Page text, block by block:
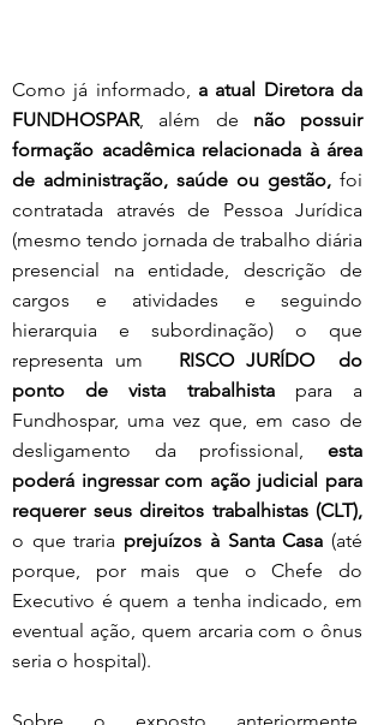
Como já informado, a atual Diretora da
FUNDHOSPAR, além de não possuir
formação acadêmica relacionada à área
de administração, saúde ou gestão, foi
contratada através de Pessoa Jurídica
(mesmo tendo jornada de trabalho diária
presencial na entidade, descrição de
cargos e atividades e seguindo
hierarquia e subordinação) o que
representa um
ponto de vista trabalhista para a
Fundhospar, uma vez que, em caso de
desligamento da profissional, esta
poderá ingressar com ação judicial para
requerer seus direitos trabalhistas (CLT),
o que traria prejuízos à Santa Casa (até
porque, por mais que o Chefe do
Executivo é quem a tenha indicado, em
eventual ação, quem arcaria com o ônus
seria o hospital).